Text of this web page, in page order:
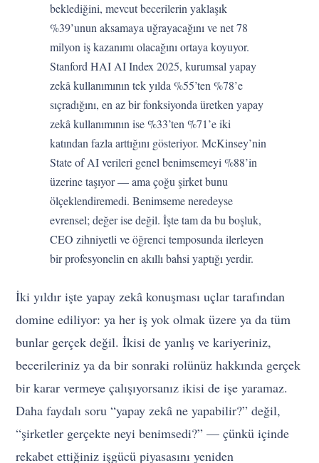
beklediğini, mevcut becerilerin yaklaşık
%39’unun aksamaya uğrayacağını ve net 78
milyon iş kazanımı olacağını ortaya koyuyor.
Stanford HAI AI Index 2025, kurumsal yapay
zekâ kullanımının tek yılda %55’ten %78’e
sıçradığını, en az bir fonksiyonda üretken yapay
zekâ kullanımının ise %33’ten %71’e iki
katından fazla arttığını gösteriyor. McKinsey’nin
State of AI verileri genel benimsemeyi %88’in
üzerine taşıyor — ama çoğu şirket bunu
ölçeklendiremedi. Benimseme neredeyse
evrensel; değer ise değil. İşte tam da bu boşluk,
CEO zihniyetli ve öğrenci temposunda ilerleyen
bir profesyonelin en akıllı bahsi yaptığı yerdir.
İki yıldır işte yapay zekâ konuşması uçlar tarafından
domine ediliyor: ya her iş yok olmak üzere ya da tüm
bunlar gerçek değil. İkisi de yanlış ve kariyeriniz,
becerileriniz ya da bir sonraki rolünüz hakkında gerçek
bir karar vermeye çalışıyorsanız ikisi de işe yaramaz.
Daha faydalı soru “yapay zekâ ne yapabilir?” değil,
“şirketler gerçekte neyi benimsedi?” — çünkü içinde
rekabet ettiğiniz işgücü piyasasını yeniden